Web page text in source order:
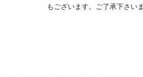
もございます。ご了承下さい